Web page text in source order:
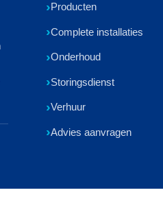
Producten
Complete installaties
Onderhoud
Storingsdienst
Verhuur
Advies aanvragen